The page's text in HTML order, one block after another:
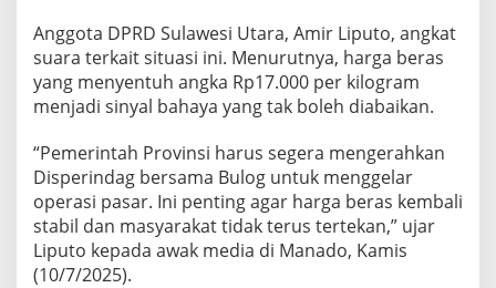
Anggota DPRD Sulawesi Utara, Amir Liputo, angkat
suara terkait situasi ini. Menurutnya, harga beras
yang menyentuh angka Rp17.000 per kilogram
menjadi sinyal bahaya yang tak boleh diabaikan.
“Pemerintah Provinsi harus segera mengerahkan
Disperindag bersama Bulog untuk menggelar
operasi pasar. Ini penting agar harga beras kembali
stabil dan masyarakat tidak terus tertekan,” ujar
Liputo kepada awak media di Manado, Kamis
(10/7/2025).